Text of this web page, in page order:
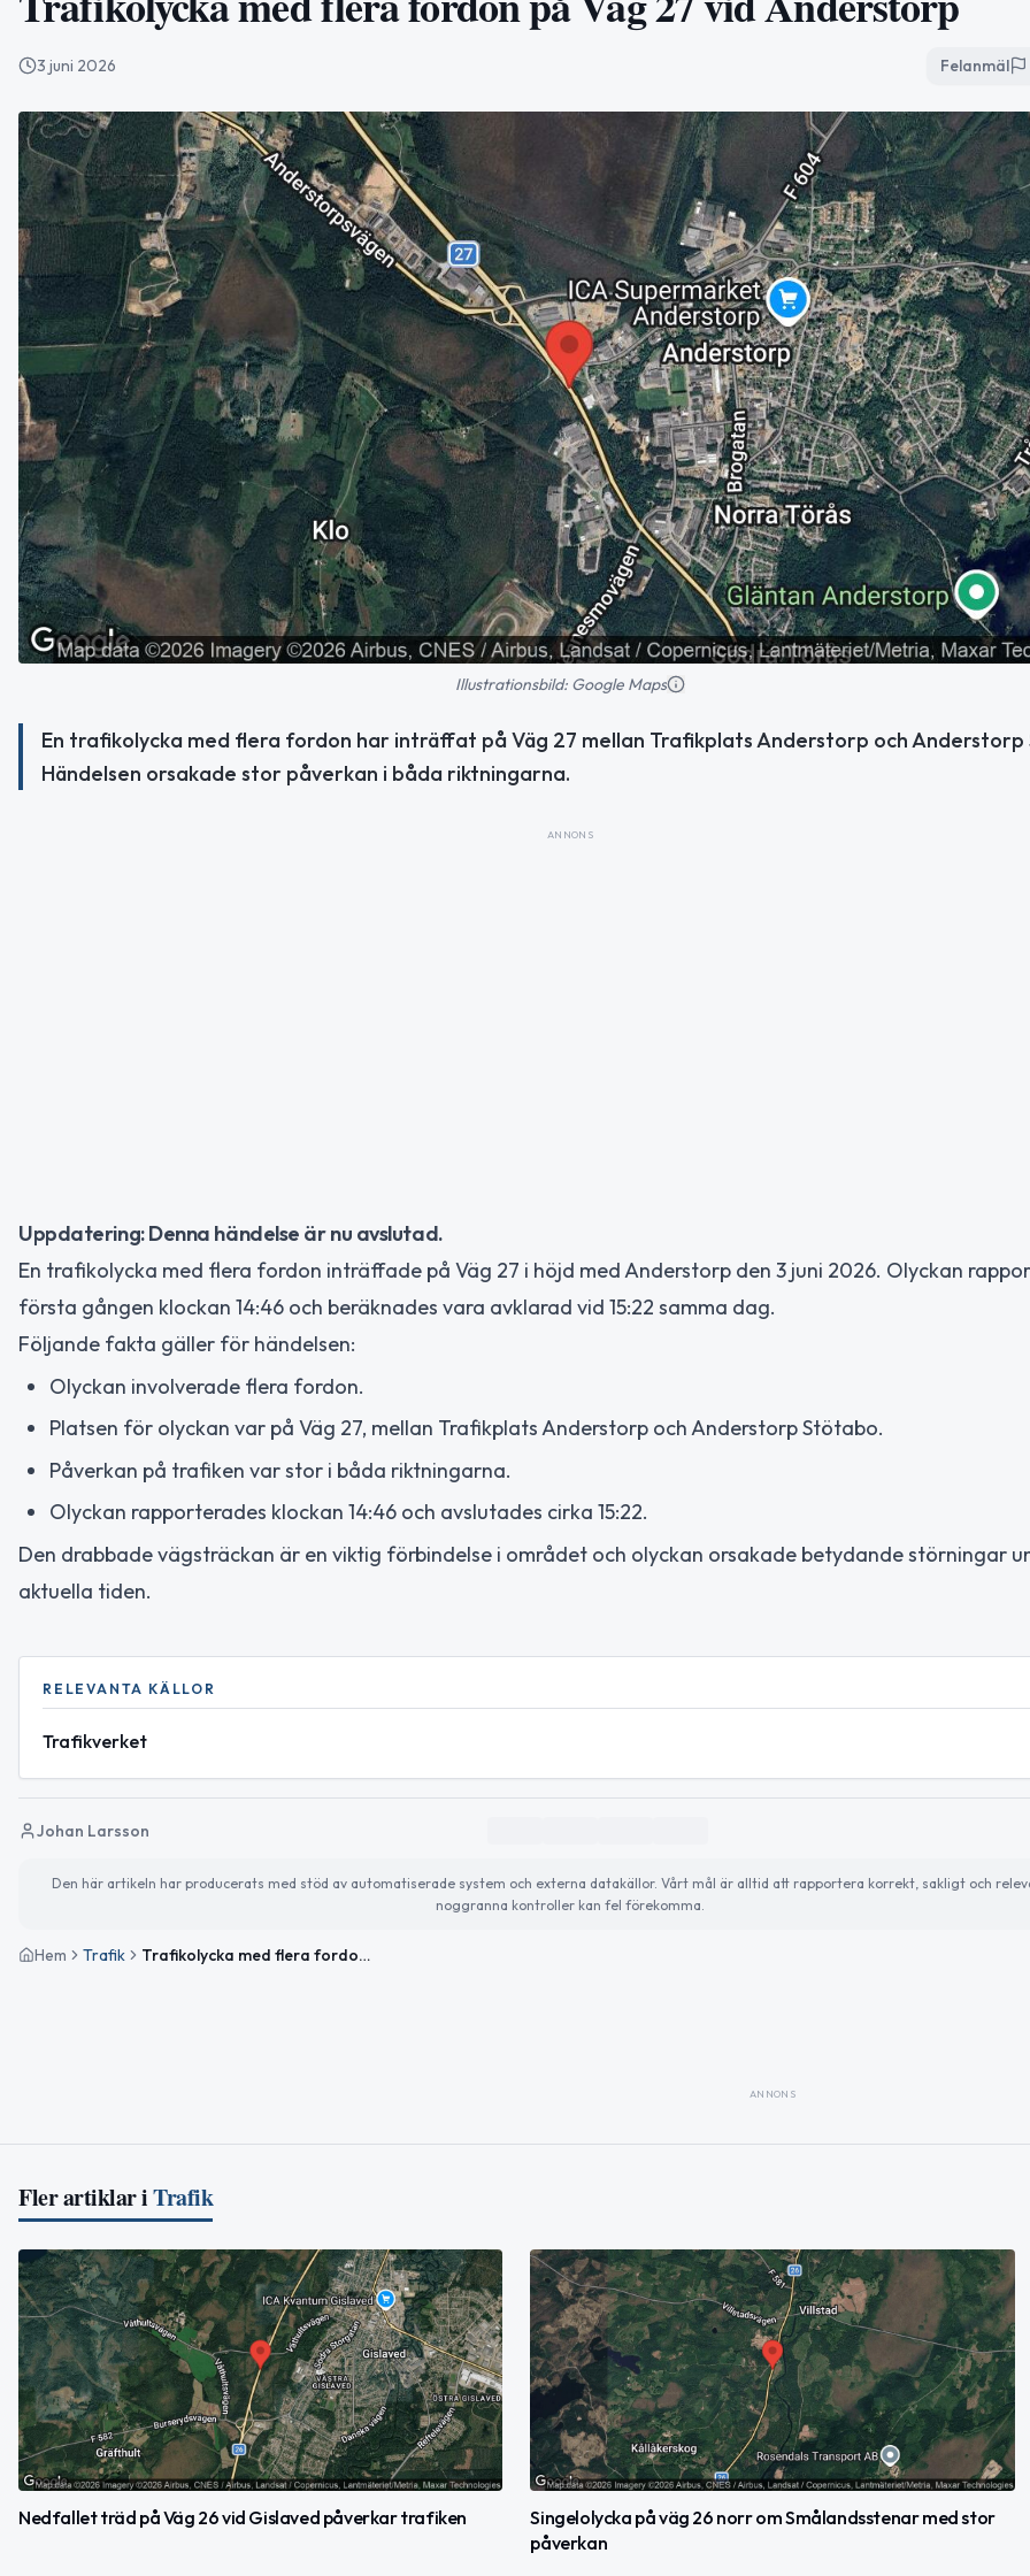
3 juni 2026 Felanmäl
Illustrationsbild: Google Maps
En trafikolycka med flera fordon har inträffat på Väg 27 mellan Trafikplats Anderstorp och
Händelsen orsakade stor påverkan i båda riktningarna.
ANNONS
Uppdatering: Denna händelse är nu avslutad.
En trafikolycka med flera fordon inträffade på Väg 27 i höjd med Anderstorp den 3 juni 2026. Olyckan
första gången klockan 14:46 och beräknades vara avklarad vid 15:22 samma dag.
Följande fakta gäller för händelsen:
Olyckan involverade flera fordon.
Platsen för olyckan var på Väg 27, mellan Trafikplats Anderstorp och Anderstorp Stötabo.
Påverkan på trafiken var stor i båda riktningarna.
Olyckan rapporterades klockan 14:46 och avslutades cirka 15:22.
Den drabbade vägsträckan är en viktig förbindelse i området och olyckan orsakade betydande störningar
aktuella tiden.
RELEVANTA KÄLLOR
Trafikverket
Johan Larsson
Den här artikeln har producerats med stöd av automatiserade system och externa datakällor. Vårt mål är alltid att rapportera korrekt, sakligt och
noggranna kontroller kan fel förekomma.
Hem Trafik Trafikolycka med flera fordon på Väg 27 vid Anderstorp
ANNONS
Fler artiklar iTrafik
Nedfallet träd på Väg 26 vid Gislaved påverkar trafiken
Singelolycka på väg 26 norr om Smålandsstenar med stor
påverkan